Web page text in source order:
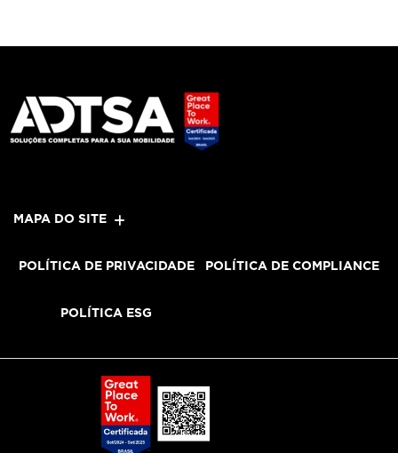
MAPA DO SITE
POLÍTICA DE PRIVACIDADE POLÍTICA DE COMPLIANCE
POLÍTICA ESG